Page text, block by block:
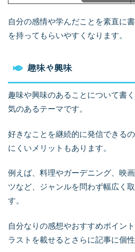
自分の感情や学んだことを素直に
を持ってもらいやすくなります。
趣味や興味
趣味や興味のあることについて書
気のあるテーマです。
好きなことを継続的に発信できる
にくいメリットもあります。
例えば、料理やガーデニング、映
ツなど、ジャンルを問わず幅広く
す。
自分なりの感想やおすすめポイン
ラストを載せるとさらに記事に個性